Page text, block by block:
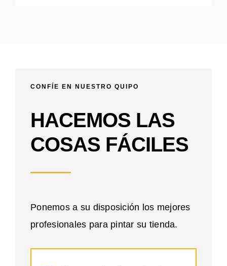
CONFÍE EN NUESTRO QUIPO
HACEMOS LAS
COSAS FÁCILES
Ponemos a su disposición los mejores
profesionales para pintar su tienda.